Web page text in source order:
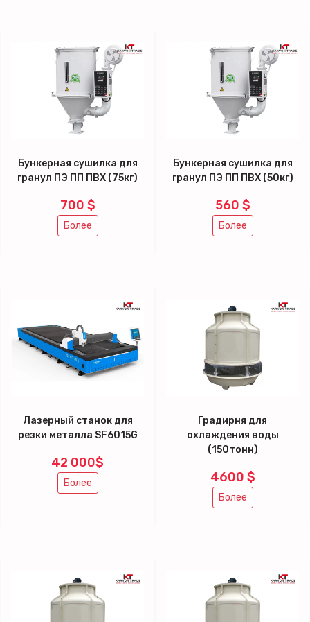
Бункерная сушилка для
гранул ПЭ ПП ПВХ (75кг)
700 $
Более
Бункерная сушилка для
гранул ПЭ ПП ПВХ (50кг)
560 $
Более
Лазерный станок для
резки металла SF6015G
42 000$
Более
Градирня для
охлаждения воды
(150тонн)
4600 $
Более